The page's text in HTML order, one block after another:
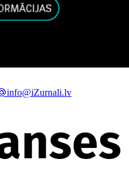
info@iZurnali.lv